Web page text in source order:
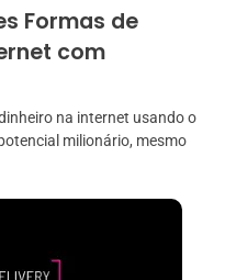
Formas de
com
na internet usando o
milionário, mesmo